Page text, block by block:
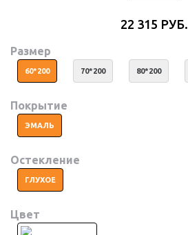
22 315 РУБ.
Размер
60*200 70*200 80*200
Покрытие
ЭМАЛЬ
Остекление
ГЛУХОЕ
Цвет